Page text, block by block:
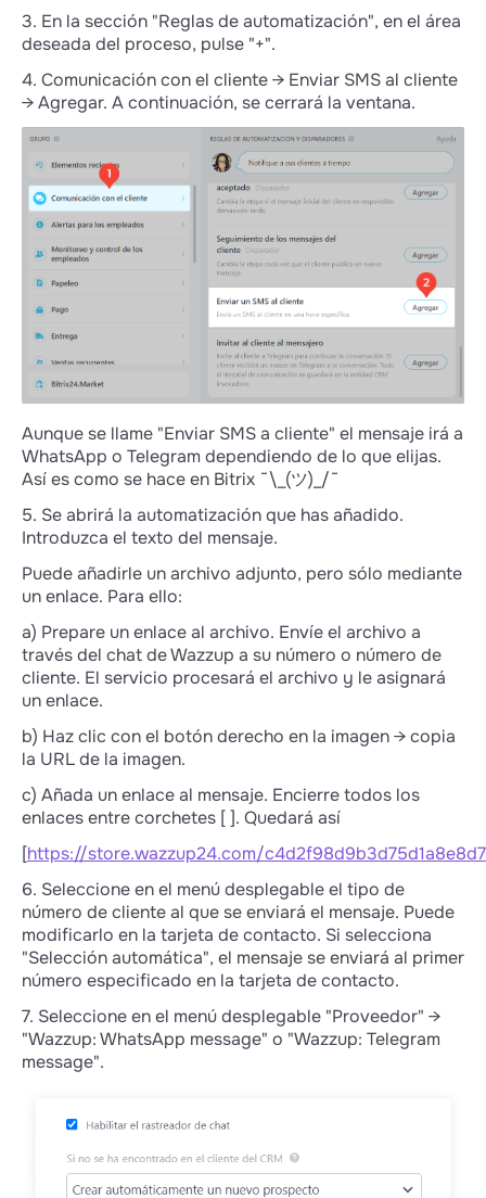
3. En la sección "Reglas de automatización", en el área
deseada del proceso, pulse "+".
4. Comunicación con el cliente → Enviar SMS al cliente
→ Agregar. A continuación, se cerrará la ventana.
Aunque se llame "Enviar SMS a cliente" el mensaje irá a
WhatsApp o Telegram dependiendo de lo que elijas.
Así es como se hace en Bitrix ¯\_(ツ)_/¯
5. Se abrirá la automatización que has añadido.
Introduzca el texto del mensaje.
Puede añadirle un archivo adjunto, pero sólo mediante
un enlace. Para ello:
a) Prepare un enlace al archivo. Envíe el archivo a
través del chat de Wazzup a su número o número de
cliente. El servicio procesará el archivo y le asignará
un enlace.
b) Haz clic con el botón derecho en la imagen → copia
la URL de la imagen.
c) Añada un enlace al mensaje. Encierre todos los
enlaces entre corchetes [ ]. Quedará así
[https://store.wazzup24.com/
6. Seleccione en el menú desplegable el tipo de
número de cliente al que se enviará el mensaje. Puede
modificarlo en la tarjeta de contacto. Si selecciona
"Selección automática", el mensaje se enviará al primer
número especificado en la tarjeta de contacto.
7. Seleccione en el menú desplegable "Proveedor" →
"Wazzup: WhatsApp message" o "Wazzup: Telegram
message".